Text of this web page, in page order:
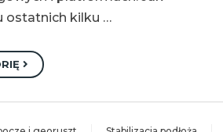
ostatnich kilku …